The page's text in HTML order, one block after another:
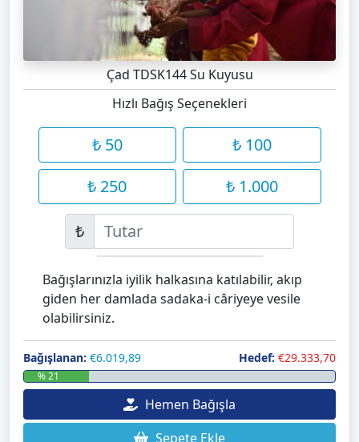
Çad TDSK144 Su Kuyusu
Hızlı Bağış Seçenekleri
₺ 50
₺ 100
₺ 250
₺ 1.000
₺
Bağışlarınızla iyilik halkasına katılabilir, akıp
giden her damlada sadaka-i câriyeye vesile
olabilirsiniz.
Bağışlanan: €6.019,89 Hedef: €29.333,70
% 21
Hemen Bağışla
Sepete Ekle